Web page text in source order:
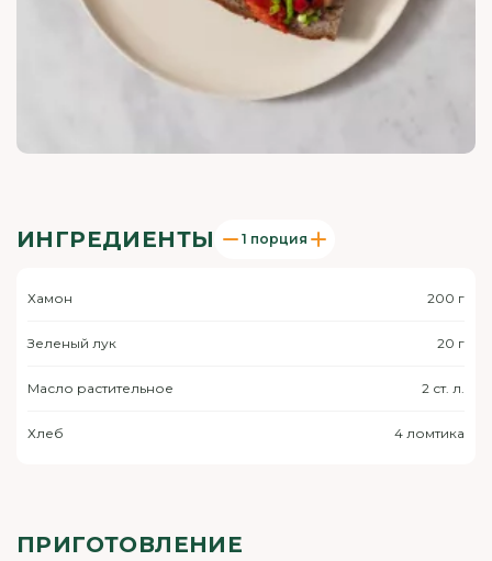
ИНГРЕДИЕНТЫ 1 порция
Хамон 200 г
Зеленый лук 20 г
Масло растительное 2 ст. л.
Хлеб 4 ломтика
ПРИГОТОВЛЕНИЕ